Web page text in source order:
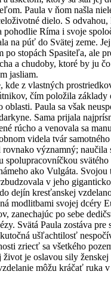
Paula v ňom našla
dielo. S odvahou,
pohodlie Ríma i svoje
na púť do Svätej zeme.
stopách Spasiteľa, ale
a chudoby, ktoré by ju
jasliam.
kde z vlastných
čím položila základy
oblasti. Paula sa však
Sama prijala
rúcho a venovala sa
videla tvár
významný; naučila
spolupracovníčkou
ako Vulgáta.
v jeho
dejín kresťanskej
modlitbami svojej dcéry
zanechajúc po sebe
Svätá Paula zostáva pre
ušľachtilosť
zriecť sa všetkého
je oslavou sily ženskej
môžu kráčať ruka